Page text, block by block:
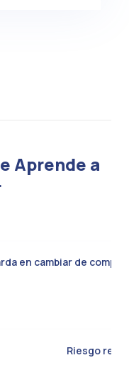
Aprende a
en cambiar de
Riesgo real